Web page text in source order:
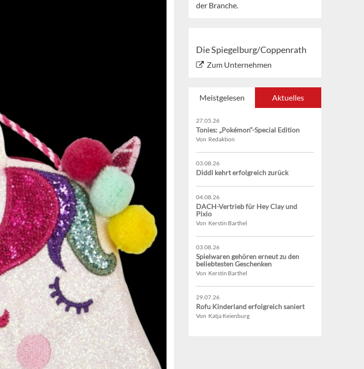
der Branche.
Die Spiegelburg/Coppenrath
Zum Unternehmen
Meistgelesen Aktuelles
27.05.26
Tonies: „Pokémon“-Special Edition
Von Redaktion
03.08.26
Diddl kehrt erfolgreich zurück
04.08.26
DACH-Vertrieb für Hey Clay und
Pixio
Von Kerstin Barthel
03.08.26
Spielwaren gehören erneut zu den
beliebtesten Geschenken
Von Kerstin Barthel
29.07.26
Rofu Kinderland erfolgreich saniert
Von Katja Keienburg